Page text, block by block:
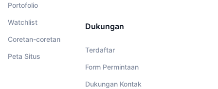
Portofolio
Watchlist
Coretan-coretan
Peta Situs
Dukungan
Terdaftar
Form Permintaan
Dukungan Kontak